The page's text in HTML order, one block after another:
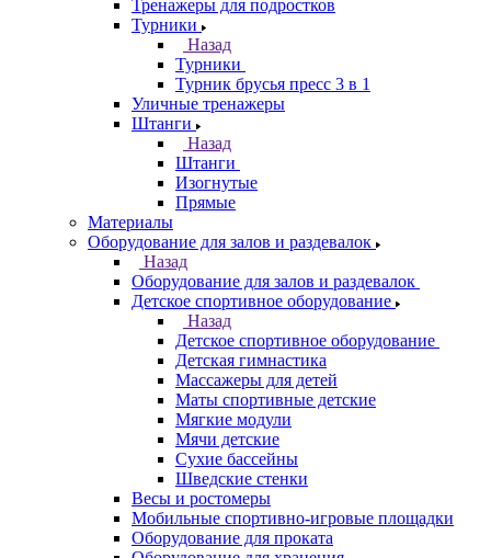
Тренажеры для подростков
Турники
Назад
Турники
Турник брусья пресс 3 в 1
Уличные тренажеры
Штанги
Назад
Штанги
Изогнутые
Прямые
Материалы
Оборудование для залов и раздевалок
Назад
Оборудование для залов и раздевалок
Детское спортивное оборудование
Назад
Детское спортивное оборудование
Детская гимнастика
Массажеры для детей
Маты спортивные детские
Мягкие модули
Мячи детские
Сухие бассейны
Шведские стенки
Весы и ростомеры
Мобильные спортивно-игровые площадки
Оборудование для проката